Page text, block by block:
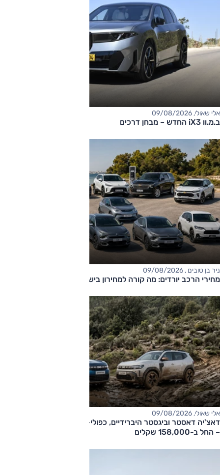
אלי שאולי, 09/08/2026
ב.מ.וו iX3 החדש – מבחן דרכים
ניר בן טובים , 09/08/2026
מחירי הרכב יורדים: מה קורה למחירון בישראל?
אלי שאולי, 09/08/2026
דאצ'יה דאסטר וביגסטר היברידיים, כפולי-הנעה עם תיבה אוטומטית
– החל ב-158,000 שקלים